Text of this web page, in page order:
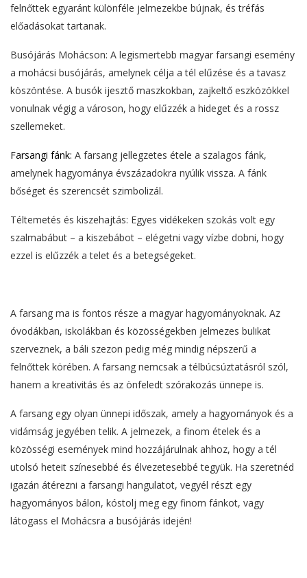
felnőttek egyaránt különféle jelmezekbe bújnak, és tréfás
előadásokat tartanak.
Busójárás Mohácson: A legismertebb magyar farsangi esemény
a mohácsi busójárás, amelynek célja a tél elűzése és a tavasz
köszöntése. A busók ijesztő maszkokban, zajkeltő eszközökkel
vonulnak végig a városon, hogy elűzzék a hideget és a rossz
szellemeket.
Farsangi fánk: A farsang jellegzetes étele a szalagos fánk,
amelynek hagyománya évszázadokra nyúlik vissza. A fánk
bőséget és szerencsét szimbolizál.
Téltemetés és kiszehajtás: Egyes vidékeken szokás volt egy
szalmabábut – a kiszebábot – elégetni vagy vízbe dobni, hogy
ezzel is elűzzék a telet és a betegségeket.
A farsang ma is fontos része a magyar hagyományoknak. Az
óvodákban, iskolákban és közösségekben jelmezes bulikat
szerveznek, a báli szezon pedig még mindig népszerű a
felnőttek körében. A farsang nemcsak a télbúcsúztatásról szól,
hanem a kreativitás és az önfeledt szórakozás ünnepe is.
A farsang egy olyan ünnepi időszak, amely a hagyományok és a
vidámság jegyében telik. A jelmezek, a finom ételek és a
közösségi események mind hozzájárulnak ahhoz, hogy a tél
utolsó heteit színesebbé és élvezetesebbé tegyük. Ha szeretnéd
igazán átérezni a farsangi hangulatot, vegyél részt egy
hagyományos bálon, kóstolj meg egy finom fánkot, vagy
látogass el Mohácsra a busójárás idején!